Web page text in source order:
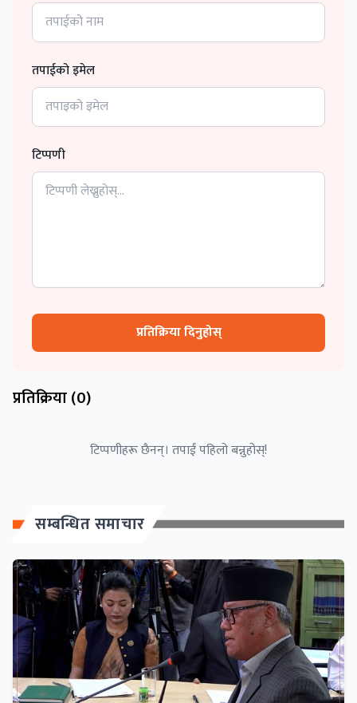
तपाईको इमेल
टिप्पणी
प्रतिक्रिया दिनुहोस्
प्रतिक्रिया (0)
टिप्पणीहरू छैनन्। तपाईं पहिलो बन्नुहोस्!
सम्बन्धित समाचार